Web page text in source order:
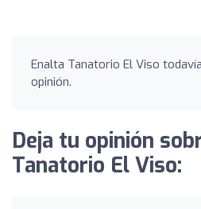
Enalta Tanatorio El Viso
opinión.
Deja tu opinión
Tanatorio El Viso: